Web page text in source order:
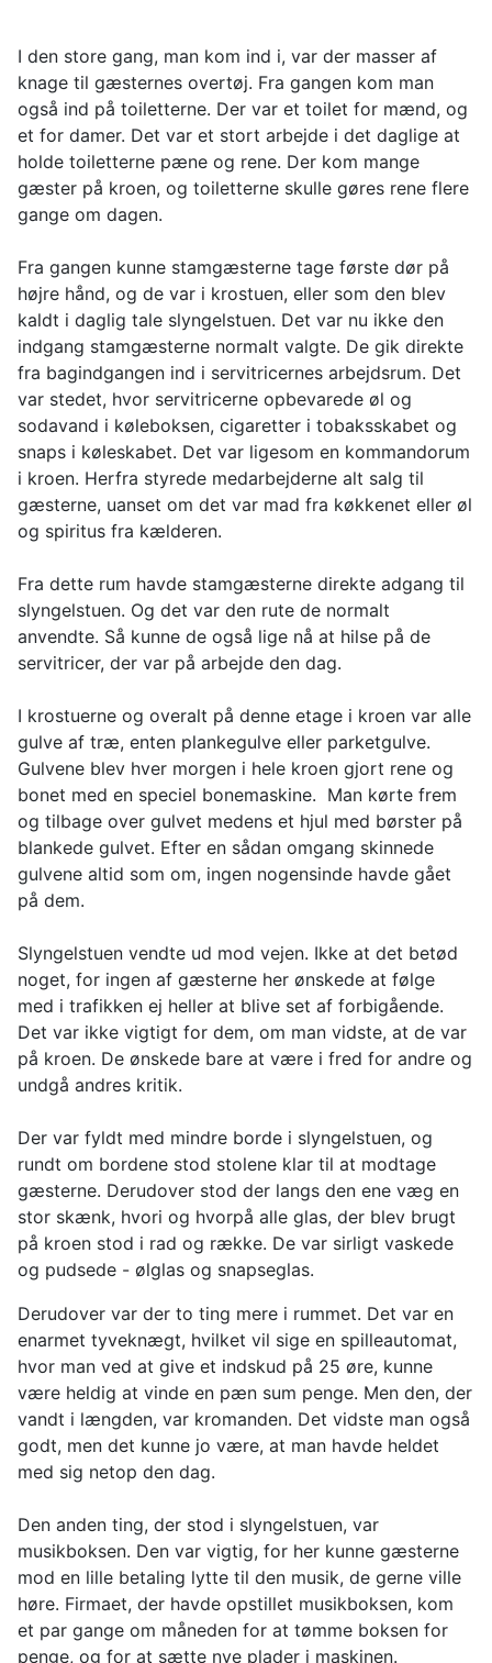
I den store gang, man kom ind i, var der masser af
knage til gæsternes overtøj. Fra gangen kom man
også ind på toiletterne. Der var et toilet for mænd, og
et for damer. Det var et stort arbejde i det daglige at
holde toiletterne pæne og rene. Der kom mange
gæster på kroen, og toiletterne skulle gøres rene flere
gange om dagen.
Fra gangen kunne stamgæsterne tage første dør på
højre hånd, og de var i krostuen, eller som den blev
kaldt i daglig tale slyngelstuen. Det var nu ikke den
indgang stamgæsterne normalt valgte. De gik direkte
fra bagindgangen ind i servitricernes arbejdsrum. Det
var stedet, hvor servitricerne opbevarede øl og
sodavand i køleboksen, cigaretter i tobaksskabet og
snaps i køleskabet. Det var ligesom en kommandorum
i kroen. Herfra styrede medarbejderne alt salg til
gæsterne, uanset om det var mad fra køkkenet eller øl
og spiritus fra kælderen.
Fra dette rum havde stamgæsterne direkte adgang til
slyngelstuen. Og det var den rute de normalt
anvendte. Så kunne de også lige nå at hilse på de
servitricer, der var på arbejde den dag.
I krostuerne og overalt på denne etage i kroen var alle
gulve af træ, enten plankegulve eller parketgulve.
Gulvene blev hver morgen i hele kroen gjort rene og
bonet med en speciel bonemaskine. Man kørte frem
og tilbage over gulvet medens et hjul med børster på
blankede gulvet. Efter en sådan omgang skinnede
gulvene altid som om, ingen nogensinde havde gået
på dem.
Slyngelstuen vendte ud mod vejen. Ikke at det betød
noget, for ingen af gæsterne her ønskede at følge
med i trafikken ej heller at blive set af forbigående.
Det var ikke vigtigt for dem, om man vidste, at de var
på kroen. De ønskede bare at være i fred for andre og
undgå andres kritik.
Der var fyldt med mindre borde i slyngelstuen, og
rundt om bordene stod stolene klar til at modtage
gæsterne. Derudover stod der langs den ene væg en
stor skænk, hvori og hvorpå alle glas, der blev brugt
på kroen stod i rad og række. De var sirligt vaskede
og pudsede - ølglas og snapseglas.
Derudover var der to ting mere i rummet. Det var en
enarmet tyveknægt, hvilket vil sige en spilleautomat,
hvor man ved at give et indskud på 25 øre, kunne
være heldig at vinde en pæn sum penge. Men den, der
vandt i længden, var kromanden. Det vidste man også
godt, men det kunne jo være, at man havde heldet
med sig netop den dag.
Den anden ting, der stod i slyngelstuen, var
musikboksen. Den var vigtig, for her kunne gæsterne
mod en lille betaling lytte til den musik, de gerne ville
høre. Firmaet, der havde opstillet musikboksen, kom
et par gange om måneden for at tømme boksen for
penge, og for at sætte nye plader i maskinen.